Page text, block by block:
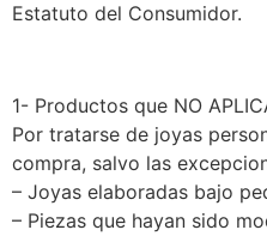
Estatuto del Consumidor.
1- Productos que NO
Por tratarse de joyas
compra, salvo las
– Joyas elaboradas bajo
– Piezas que hayan sido